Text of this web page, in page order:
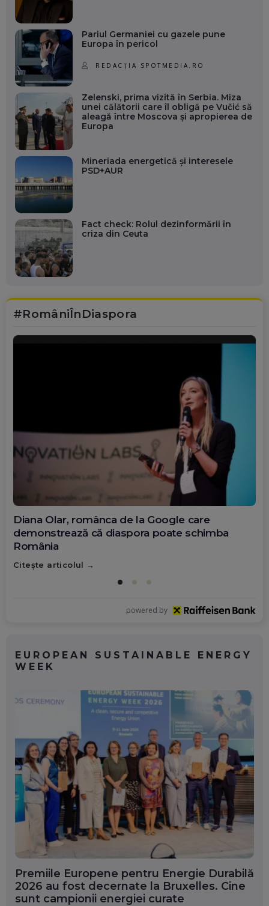
Pariul Germaniei cu gazele pune
Europa în pericol
REDACȚIA SPOTMEDIA.RO
Zelenski, prima vizită în Serbia. Miza
unei călătorii care îl obligă pe Vučić să
aleagă între Moscova și apropierea de
Europa
Mineriada energetică și interesele
PSD+AUR
Fact check: Rolul dezinformării în
criza din Ceuta
#RomâniÎnDiaspora
Diana Olar, românca de la Google care
demonstrează că diaspora poate schimba
România
Citește articolul
powered by
EUROPEAN SUSTAINABLE ENERGY
WEEK
Premiile Europene pentru Energie Durabilă
2026 au fost decernate la Bruxelles. Cine
sunt campionii energiei curate